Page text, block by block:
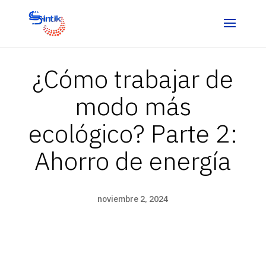
¿Cómo trabajar de
modo más
ecológico? Parte 2:
Ahorro de energía
noviembre 2, 2024